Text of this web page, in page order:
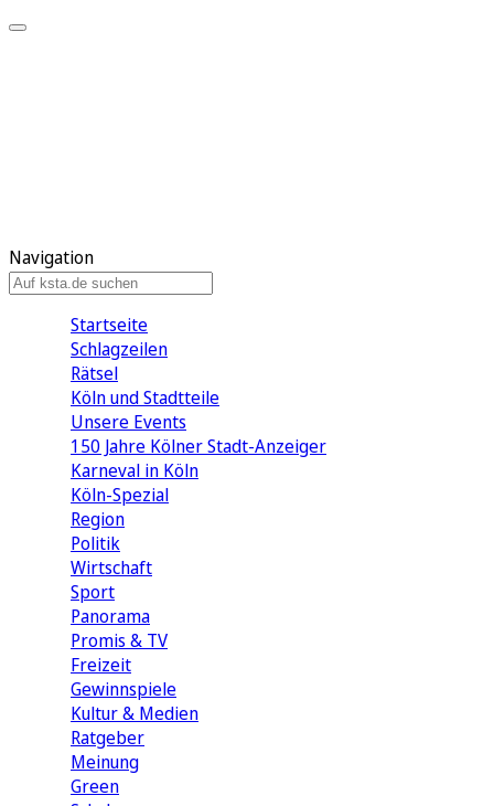
Navigation
Startseite
Schlagzeilen
Rätsel
Köln und Stadtteile
Unsere Events
150 Jahre Kölner Stadt-Anzeiger
Karneval in Köln
Köln-Spezial
Region
Politik
Wirtschaft
Sport
Panorama
Promis & TV
Freizeit
Gewinnspiele
Kultur & Medien
Ratgeber
Meinung
Green